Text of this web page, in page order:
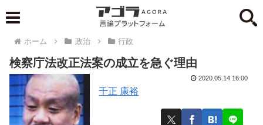
ホーム 政治 行政
検察庁法改正法案の成立を急ぐ理由
千正 康裕
2020.05.14 16:00